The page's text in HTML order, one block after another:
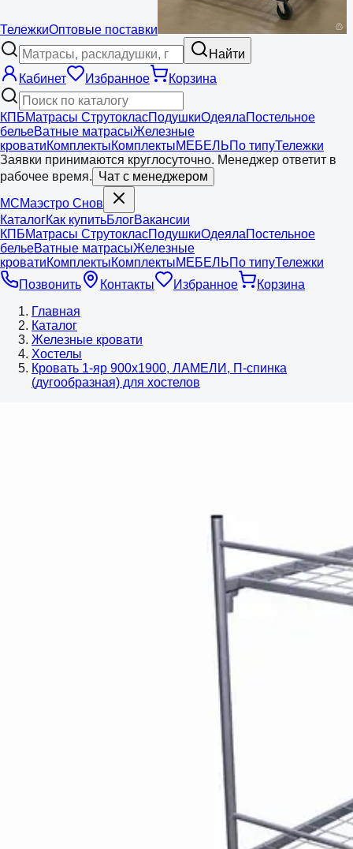
ТележкиОптовые поставки
Найти
Кабинет
Избранное Корзина
КПБМатрасы СтрутокласПодушкиОдеялаПостельное
бельеВатные матрасыЖелезные
кроватиКомплектыКомплектыМЕБЕЛЬПо типуТележки
Заявки принимаются круглосуточно. Менеджер ответит в
рабочее время. Чат с менеджером
МСМаэстро Снов
КаталогКак купитьБлогВакансии
КПБМатрасы СтрутокласПодушкиОдеялаПостельное
бельеВатные матрасыЖелезные
кроватиКомплектыКомплектыМЕБЕЛЬПо типуТележки
Позвонить
Контакты Избранное
Корзина
Главная
Каталог
Железные кровати
Хостелы
Кровать 1-яр 900х1900, ЛАМЕЛИ, П-спинка
(дугообразная) для хостелов